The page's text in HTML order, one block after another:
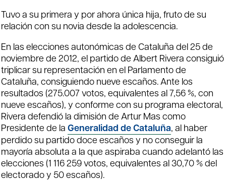
Tuvo a su primera y por ahora única hija, fruto de su
relación con su novia desde la adolescencia.
En las elecciones autonómicas de Cataluña del 25 de
noviembre de 2012, el partido de Albert Rivera consiguió
triplicar su representación en el Parlamento de
Cataluña, consiguiendo nueve escaños.​ Ante los
resultados (275.007 votos, equivalentes al 7,56 %, con
nueve escaños), y conforme con su programa electoral,
Rivera defendió la dimisión de Artur Mas como
Presidente de la Generalidad de Cataluña, al haber
perdido su partido doce escaños y no conseguir la
mayoría absoluta a la que aspiraba cuando adelantó las
elecciones (1 116 259 votos, equivalentes al 30,70 % del
electorado y 50 escaños).